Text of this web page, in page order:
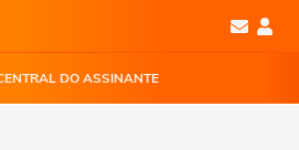
DO ASSINANTE